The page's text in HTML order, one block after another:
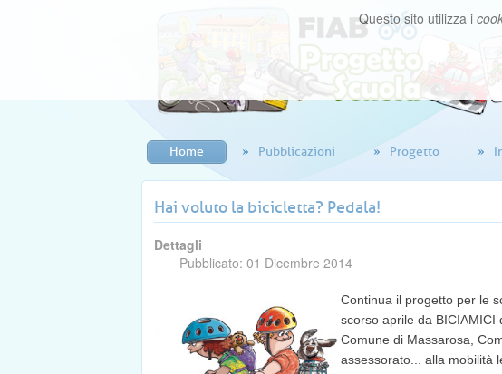
Questo sito utilizza i
Home Pubblicazioni Progetto
Hai voluto la bicicletta? Pedala!
Dettagli
Pubblicato: 01 Dicembre 2014
Continua il progetto per le
scorso aprile da BICIAMICI
Comune di Massarosa,
assessorato... alla mobilità